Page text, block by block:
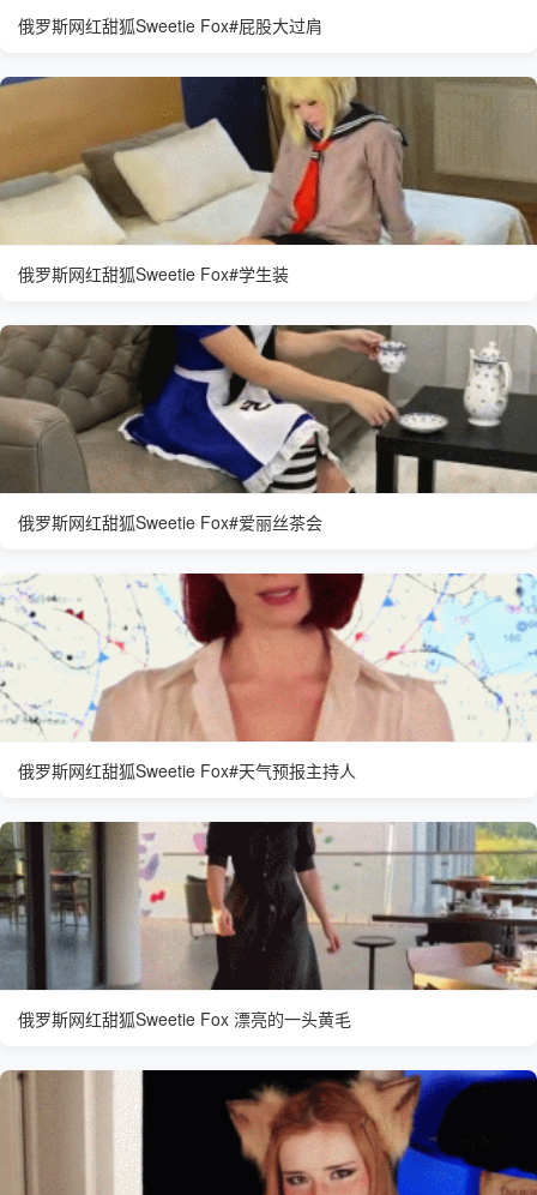
俄罗斯网红甜狐Sweetie Fox#屁股大过肩
俄罗斯网红甜狐Sweetie Fox#学生装
俄罗斯网红甜狐Sweetie Fox#爱丽丝茶会
俄罗斯网红甜狐Sweetie Fox#天气预报主持人
俄罗斯网红甜狐Sweetie Fox 漂亮的一头黄毛